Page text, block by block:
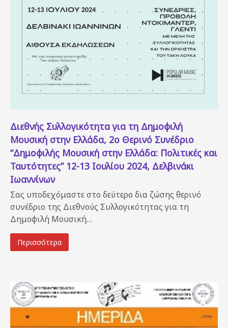
Διεθνής Συλλογικότητα για τη Δημοφιλή
Μουσική στην Ελλάδα, 2ο Θερινό Συνέδριο
“Δημοφιλής Μουσική στην Ελλάδα: Πολιτικές και
Ταυτότητες” 12-13 Ιουλίου 2024, Δελβινάκι
Ιωαννίνων
Σας υποδεχόμαστε στο δεύτερο δια ζώσης θερινό
συνέδριο της Διεθνούς Συλλογικότητας για τη
Δημοφιλή Μουσική…
Περισσότερα